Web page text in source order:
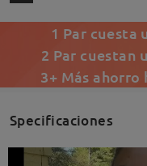
1 Par cuesta
2 Par cuestan
3+ Más ahorro
Specificaciones